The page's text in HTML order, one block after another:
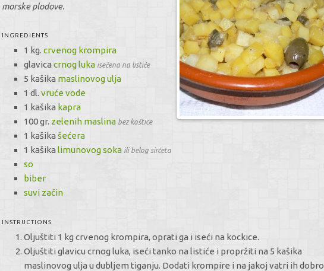
morske plodove.
INGREDIENTS
1 kg. crvenog krompira
glavica crnog luka isečena na listiće
5 kašika maslinovog ulja
1 dl. vruće vode
1 kašika kapra
100 gr. zelenih maslina bez koštice
1 kašikašećera
1 kašika limunovog soka ili belog sirćeta
so
biber
suvi začin
INSTRUCTIONS
Oljuštiti 1 kg crvenog krompira, oprati ga i iseći na kockice.
Oljuštiti glavicu crnog luka, iseći tanko na listiće i propržiti na 5 kašika
maslinovog ulja u dubljem tiganju. Dodati krompire i na jakoj vatri ih dobro